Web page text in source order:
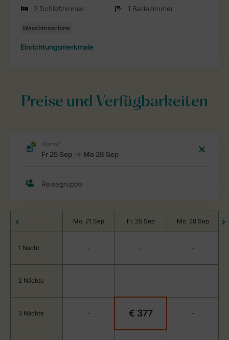
2 Schlafzimmer
1 Badezimmer
Einrichtungsmerkmale
Preise und Verfügbarkeiten
Mo. 21 Sep Fr. 25 Sep Mo. 28 Sep
1 Nacht - - -
2 Nächte - - -
3 Nächte - € 377 -